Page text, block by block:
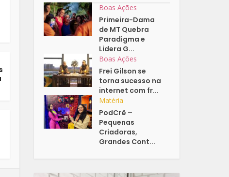
Boas Ações
Primeira-Dama
de MT Quebra
Paradigma e
Lidera G...
Boas Ações
Frei Gilson se
torna sucesso na
internet com fr...
Matéria
PodCrê –
Pequenas
Criadoras,
Grandes Cont...